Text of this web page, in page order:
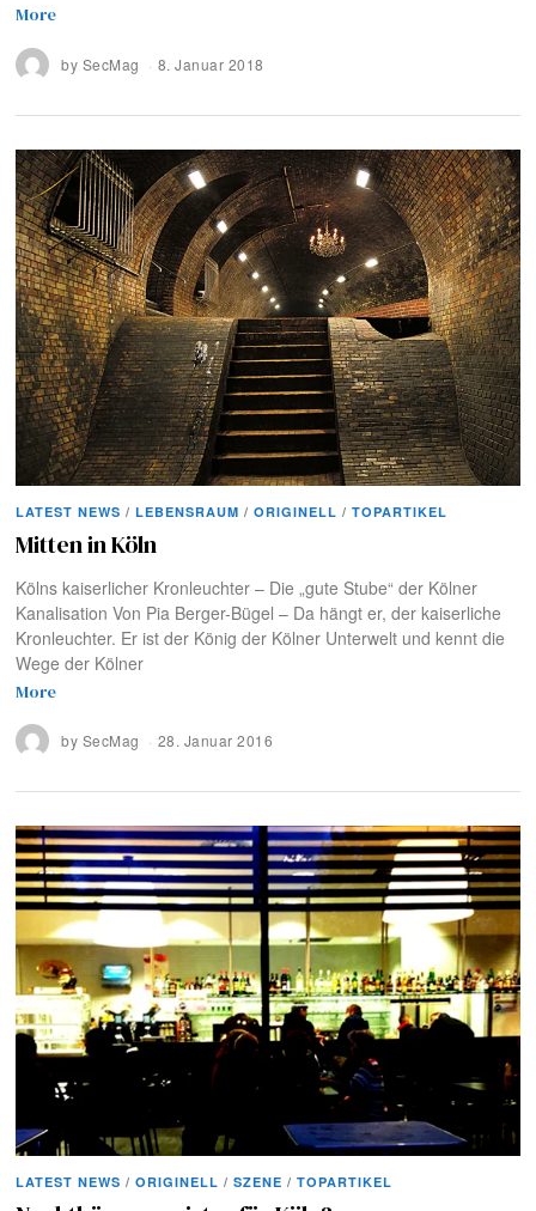
More
by SecMag 8. Januar 2018
LATEST NEWS / LEBENSRAUM / ORIGINELL / TOPARTIKEL
Mitten in Köln
Kölns kaiserlicher Kronleuchter – Die „gute Stube“ der Kölner
Kanalisation Von Pia Berger-Bügel – Da hängt er, der kaiserliche
Kronleuchter. Er ist der König der Kölner Unterwelt und kennt die
Wege der Kölner
More
by SecMag 28. Januar 2016
LATEST NEWS / ORIGINELL / SZENE / TOPARTIKEL